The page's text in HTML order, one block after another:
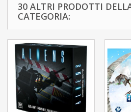
30 ALTRI PRODOTTI
CATEGORIA: